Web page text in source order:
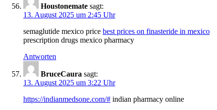
Houstonemate sagt:
13. August 2025 um 2:45 Uhr
semaglutide mexico price best prices on finasteride in mexico
prescription drugs mexico pharmacy
Antworten
BruceCaura sagt:
13. August 2025 um 3:22 Uhr
https://indianmedsone.com/# indian pharmacy online